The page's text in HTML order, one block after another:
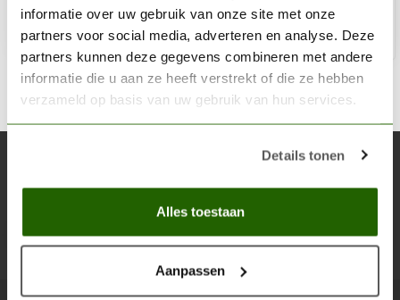
informatie over uw gebruik van onze site met onze
partners voor social media, adverteren en analyse. Deze
partners kunnen deze gegevens combineren met andere
informatie die u aan ze heeft verstrekt of die ze hebben
verzameld op basis van uw gebruik van hun services.
Details tonen
Alles toestaan
Aanpassen
Blijf op de hoogte over onze laatste acties